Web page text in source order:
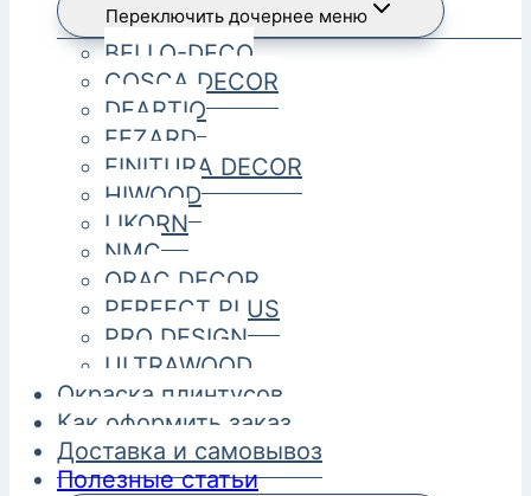
Переключить дочернее меню
BELLO-DECO
COSCA DECOR
DEARTIO
FEZARD
FINITURA DECOR
HIWOOD
LIKORN
NMC
ORAC DECOR
PERFECT PLUS
PRO DESIGN
ULTRAWOOD
Окраска плинтусов
Как оформить заказ
Доставка и самовывоз
Полезные статьи